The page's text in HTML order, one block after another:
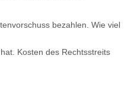
bezahlen. Wie viel
Kosten des Rechtsstreits